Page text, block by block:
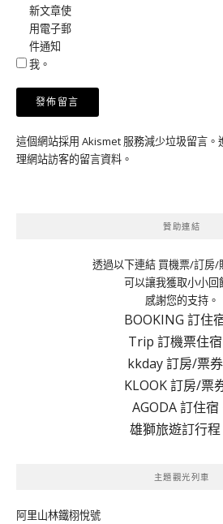
新文章使
用電子郵
件通知
我。
這個網站採用 Akismet 服務減少垃圾留言。
理網站訪客的留言資料 。
贊助連結
透過以下連結 買機票/訂房/
可以讓我獲取小小回
感謝您的支持。
BOOKING 訂住
Trip 訂機票住宿
kkday 訂房/票券
KLOOK 訂房/票
AGODA 訂住宿
雄獅旅遊訂行程
主題觀光列車
阿里山林鐵栩悅號